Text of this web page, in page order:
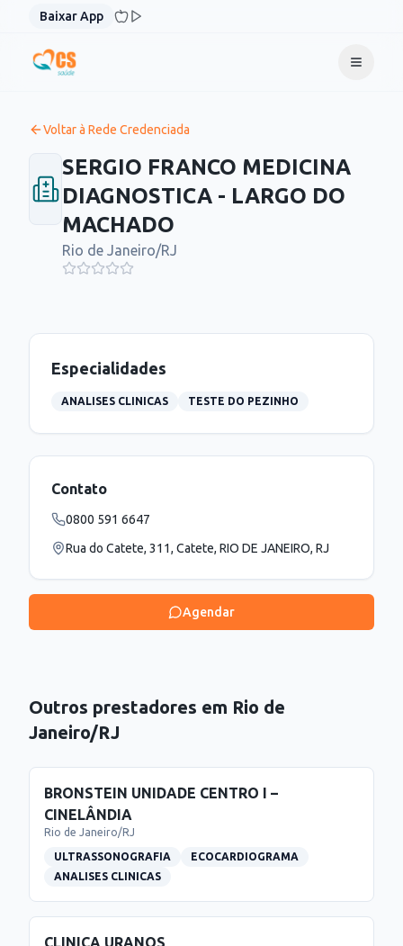
Pular para o conteúdo
Baixar App
Voltar à Rede Credenciada
SERGIO FRANCO MEDICINA
DIAGNOSTICA - LARGO DO
MACHADO
Rio de Janeiro/RJ
Especialidades
ANALISES CLINICAS TESTE DO PEZINHO
Contato
0800 591 6647
Rua do Catete, 311, Catete, RIO DE JANEIRO, RJ
Agendar
Outros prestadores em Rio de
Janeiro/RJ
BRONSTEIN UNIDADE CENTRO I –
CINELÂNDIA
Rio de Janeiro/RJ
ULTRASSONOGRAFIA
ECOCARDIOGRAMA
ANALISES CLINICAS
CLINICA URANOS